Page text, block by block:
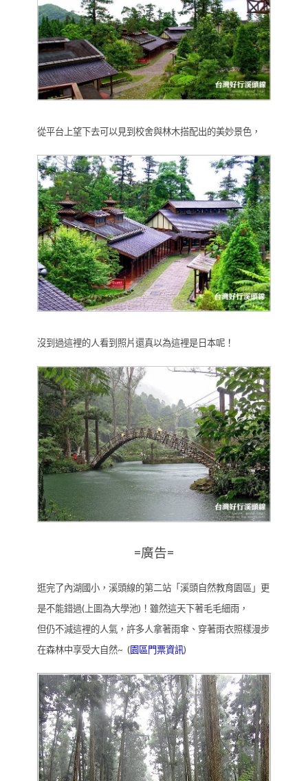
從平台上望下去可以見到校舍與林木搭配出的美妙景色，
沒到過這裡的人看到照片還真以為這裡是日本呢！
=廣告=
逛完了內湖國小，溪頭線的第二站「溪頭自然教育園區」更
是不能錯過(上圖為大學池)！雖然這天下著毛毛細雨，
但仍不減這裡的人氣，許多人拿著雨傘、穿著雨衣照樣漫步
在森林中享受大自然~ (園區門票資訊)